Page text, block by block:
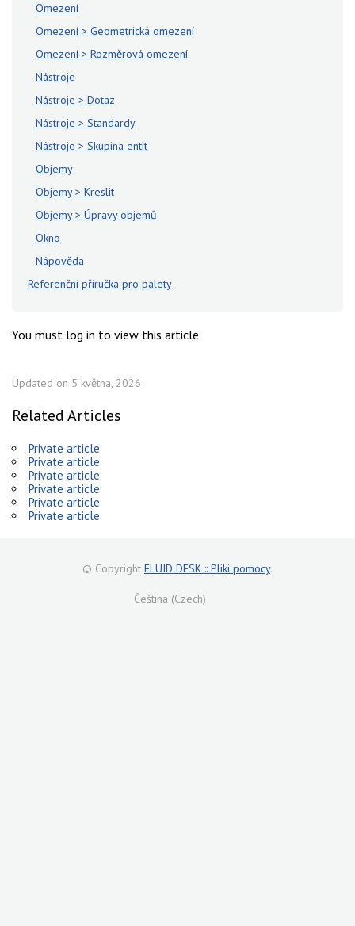
Omezení
Omezení > Geometrická omezení
Omezení > Rozměrová omezení
Nástroje
Nástroje > Dotaz
Nástroje > Standardy
Nástroje > Skupina entit
Objemy
Objemy > Kreslit
Objemy > Úpravy objemů
Okno
Nápověda
Referenční příručka pro palety
You must log in to view this article
Updated on 5 května, 2026
Related Articles
Private article
Private article
Private article
Private article
Private article
Private article
© Copyright FLUID DESK :: Pliki pomocy.
Čeština (Czech)